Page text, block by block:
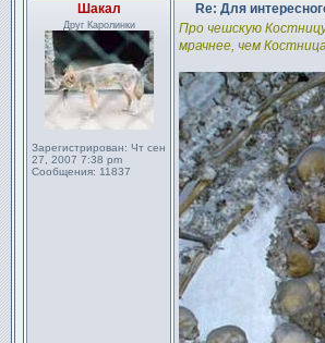
Шакал
Друг Каролинки
Зарегистрирован: Чт сен
27, 2007 7:38 pm
Сообщения: 11837
Re: Для
Про чешскую
мрачнее, чем